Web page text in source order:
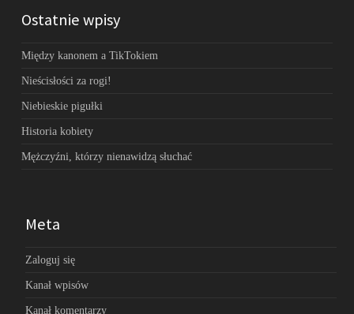
Ostatnie wpisy
Między kanonem a TikTokiem
Nieścisłości za rogi!
Niebieskie pigułki
Historia kobiety
Mężczyźni, którzy nienawidzą słuchać
Meta
Zaloguj się
Kanał wpisów
Kanał komentarzy